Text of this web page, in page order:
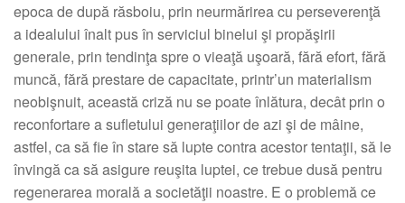
epoca de după răsboiu, prin neurmărirea cu perseverenţă
a idealului înalt pus în serviciul binelui şi propăşirii
generale, prin tendinţa spre o vieaţă uşoară, fără efort, fără
muncă, fără prestare de capacitate, printr’un materialism
neobişnuit, această criză nu se poate înlătura, decât prin o
reconfortare a sufletului generaţiilor de azi şi de mâine,
astfel, ca să fie în stare să lupte contra acestor tentaţii, să le
învingă ca să asigure reuşita luptei, ce trebue dusă pentru
regenerarea morală a societăţii noastre. E o problemă ce